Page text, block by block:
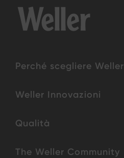
Perché scegliere Weller
Weller Innovazioni
Qualità
The Weller Community